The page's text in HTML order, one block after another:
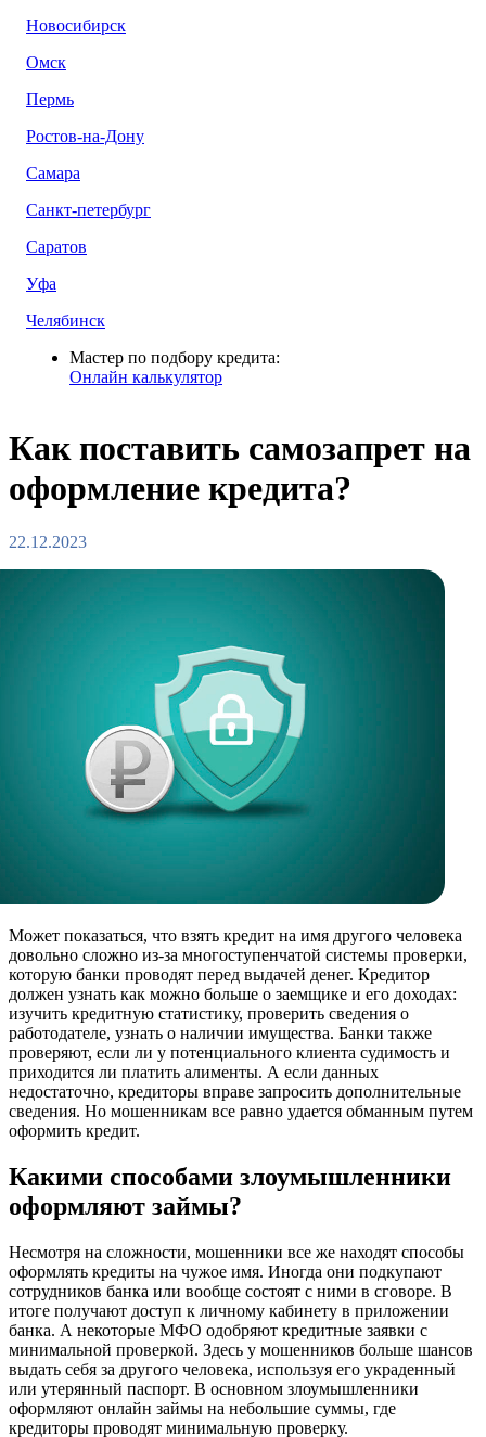
Новосибирск
Омск
Пермь
Ростов-на-Дону
Самара
Санкт-петербург
Саратов
Уфа
Челябинск
Мастер по подбору кредита:
Онлайн калькулятор
Как поставить самозапрет на
оформление кредита?
22.12.2023
Может показаться, что взять кредит на имя другого человека
довольно сложно из-за многоступенчатой системы проверки,
которую банки проводят перед выдачей денег. Кредитор
должен узнать как можно больше о заемщике и его доходах:
изучить кредитную статистику, проверить сведения о
работодателе, узнать о наличии имущества. Банки также
проверяют, если ли у потенциального клиента судимость и
приходится ли платить алименты. А если данных
недостаточно, кредиторы вправе запросить дополнительные
сведения. Но мошенникам все равно удается обманным путем
оформить кредит.
Какими способами злоумышленники
оформляют займы?
Несмотря на сложности, мошенники все же находят способы
оформлять кредиты на чужое имя. Иногда они подкупают
сотрудников банка или вообще состоят с ними в сговоре. В
итоге получают доступ к личному кабинету в приложении
банка. А некоторые МФО одобряют кредитные заявки с
минимальной проверкой. Здесь у мошенников больше шансов
выдать себя за другого человека, используя его украденный
или утерянный паспорт. В основном злоумышленники
оформляют онлайн займы на небольшие суммы, где
кредиторы проводят минимальную проверку.